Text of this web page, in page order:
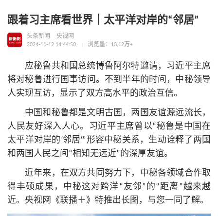
跟着习主席看世界｜太平洋对岸的“邻居”
头条新闻
央视网
2024-11-12 14:44:50
浏览量：13.12万+
应秘鲁共和国 总统博鲁阿尔特邀请，习近平主席
将对秘鲁进行国事访问。不到半年的时间，中秘领导
人实现互访，显示了双方高水平的政治互信。
中国和秘鲁都是文明古国，两国友谊源远流长，
人民友好深入人心。习近平主席曾以“秘鲁是中国在
太平洋对岸的‘邻居’”形容中秘关系，生动诠释了两国
和两国人民之间“相知无远近”的深厚友谊。
近年来，在双方共同努力下，中秘各领域合作取
得丰硕成果，中秘这对跨洋“友邻”的“距离”越来越
近。央视网《联播＋》特推出长图，与您一同了解。